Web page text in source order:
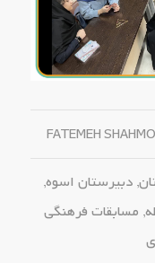
FATEMEH
,دبیرستان اسوه,
, مسابقات فرهنگی